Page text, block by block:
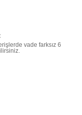
vade farksız 6